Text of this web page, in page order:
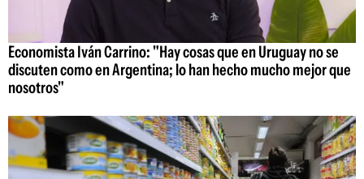
Economista Iván Carrino: "Hay cosas que en Uruguay no se
discuten como en Argentina; lo han hecho mucho mejor que
nosotros"